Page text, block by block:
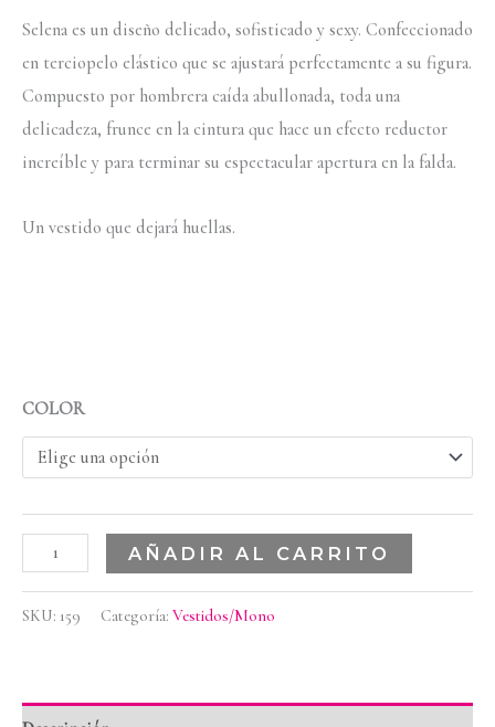
Selena es un diseño delicado, sofisticado y sexy. Confeccionado
en terciopelo elástico que se ajustará perfectamente a su figura.
Compuesto por hombrera caída abullonada, toda una
delicadeza, frunce en la cintura que hace un efecto reductor
increíble y para terminar su espectacular apertura en la falda.
Un vestido que dejará huellas.
COLOR
AÑADIR AL CARRITO
SKU: 159 Categoría: Vestidos/Mono